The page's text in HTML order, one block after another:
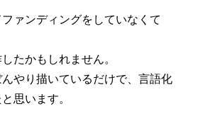
ァンディングをしていなくて
たかもしれません。
やり描いているだけで、言語化
思います。